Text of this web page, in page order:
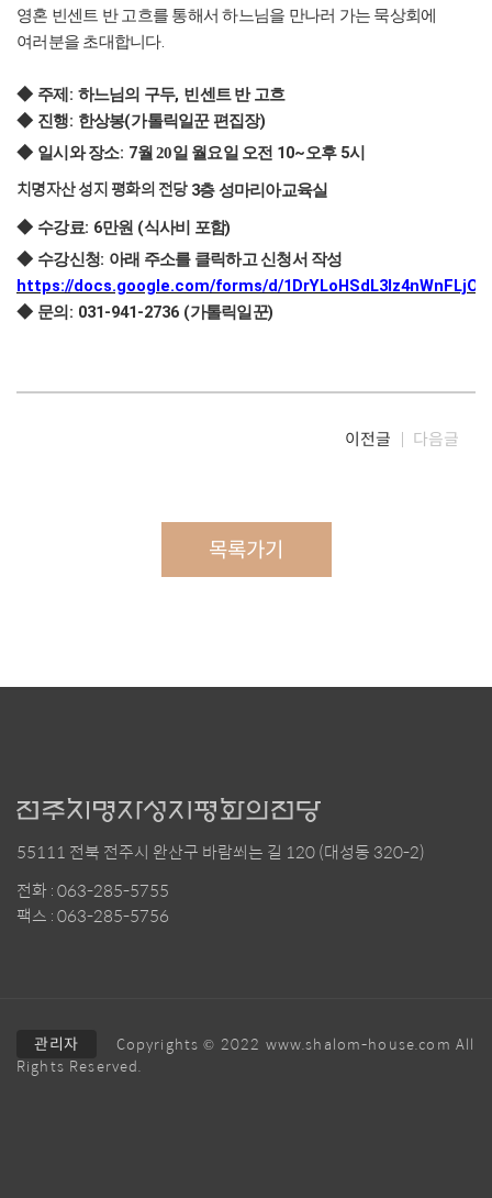
영혼 빈센트 반 고흐를 통해서 하느님을 만나러 가는 묵상회에
여러분을 초대합니다.
◆ 주제 : 하느님의 구두, 빈센트 반 고흐
◆ 진행: 한상봉(가톨릭일꾼 편집장)
◆ 일시와 장소: 7월 20일 월요일 오전 10~오후 5시
치명자산 성지 평화의 전당 3층 성마리아교육실
◆ 수강료: 6만원 (식사비 포함)
◆ 수강신청: 아래 주소를 클릭하고 신청서 작성
https://docs.google.com/forms/d/
◆ 문의 : 031-941-2736 (가톨릭일꾼)
이전글 다음글
목록가기
55111 전북 전주시 완산구 바람쐬는 길 120 (대성동 320-2)
전화 : 063-285-5755
팩스 : 063-285-5756
관리자
Copyrights © 2022 www.shalom-house.com All
Rights Reserved.